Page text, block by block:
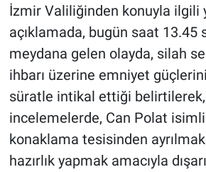
İzmir Valiliğinden konuyla ilgili
açıklamada, bugün saat 13.45
meydana gelen olayda, silah
ihbarı üzerine emniyet
süratle intikal ettiği belirtilerek,
incelemelerde, Can Polat isimli
konaklama tesisinden
hazırlık yapmak amacıyla